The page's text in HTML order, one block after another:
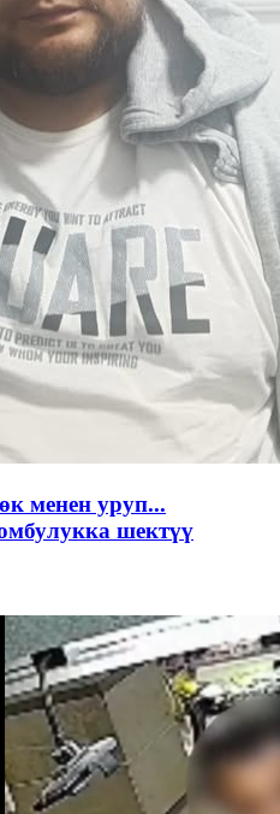
менен уруп...
шектүү